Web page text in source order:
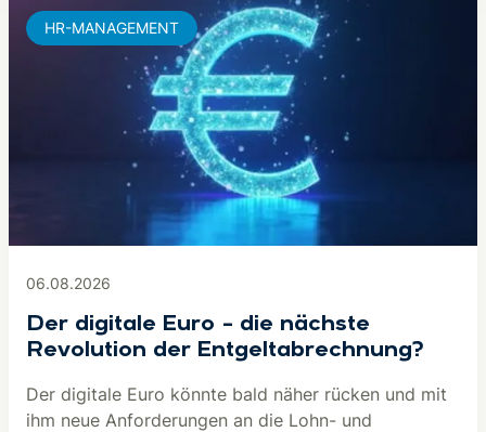
06.08.2026
Der digitale Euro – die nächste
Revolution der Entgeltabrechnung?
Der digitale Euro könnte bald näher rücken und mit
ihm neue Anforderungen an die Lohn- und
HR-MANAGEMENT